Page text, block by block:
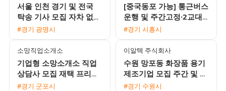
서울 인천 경기 및 전국
탁송 기사 모집 자차 없이
도 가능한 안정적인 배차
#경기 광명시
[중국동포 가능] 통근버스
운행 및 주간고정·2교대
맞춤 일자리 채용
#경기 시흥시
소망직업소개소
기업형 소망소개소 직업
상담사 모집 재택 프리랜
서 가능
#경기 군포시
이알텍 주식회사
수원 망포동 화장품 용기
제조기업 모집 주간 및 2
교대 선택 지원 가능
#경기 수원시